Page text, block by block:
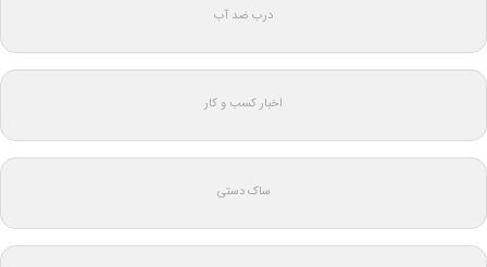
درب ضد آب
اخبار کسب و کار
ساک دستی